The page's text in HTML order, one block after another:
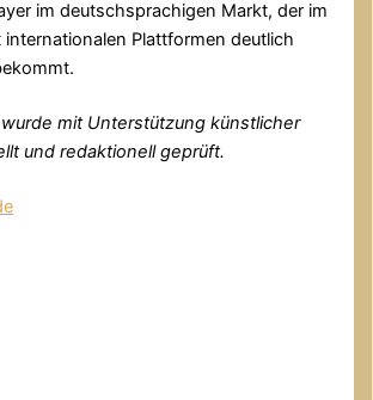
im deutschsprachigen Markt, der im
Plattformen deutlich
mit Unterstützung künstlicher
und redaktionell geprüft.